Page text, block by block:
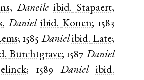
,Daneile ibid. Stapaert,
,Daniel ibid. Konen; 1583
; 1585 Daniel ibid. Late;
Burchtgrave; 1587 Daniel
; 1589 Daniel
ibid.